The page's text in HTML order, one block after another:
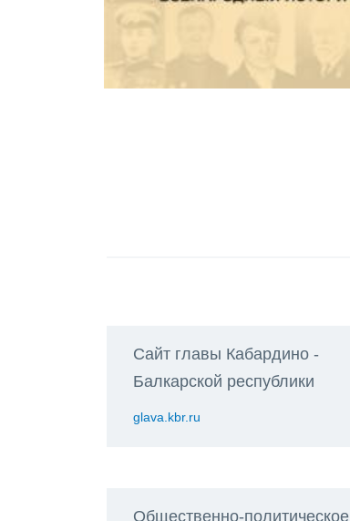
Сайт главы Кабардино -
Балкарской республики
glava.kbr.ru
Общественно-политическое